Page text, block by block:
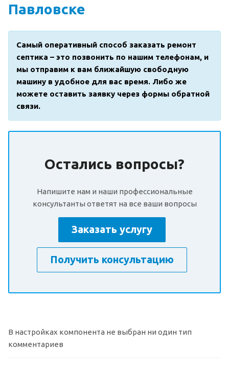
Павловске
Самый оперативный способ заказать ремонт
септика – это позвонить по нашим телефонам, и
мы отправим к вам ближайшую свободную
машину в удобное для вас время. Либо же
можете оставить заявку через формы обратной
связи.
Остались вопросы?
Напишите нам и наши профессиональные
консультанты ответят на все ваши вопросы
Заказать услугу
Получить консультацию
В настройках компонента не выбран ни один тип
комментариев